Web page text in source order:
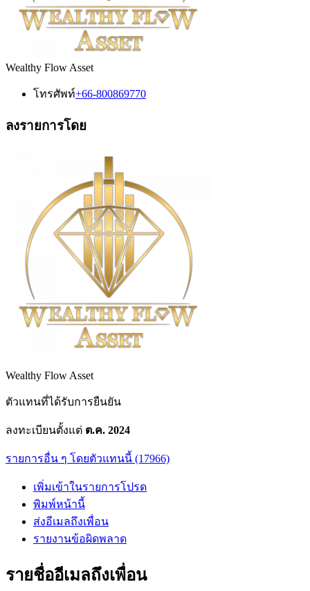
Wealthy Flow Asset
โทรศัพท์+66-800869770
ลงรายการโดย
Wealthy Flow Asset
ตัวแทนที่ได้รับการยืนยัน
ลงทะเบียนตั้งแต่ ต.ค. 2024
รายการอื่น ๆ โดยตัวแทนนี้ (17966)
เพิ่มเข้าในรายการโปรด
พิมพ์หน้านี้
ส่งอีเมลถึงเพื่อน
รายงานข้อผิดพลาด
รายชื่ออีเมลถึงเพื่อน